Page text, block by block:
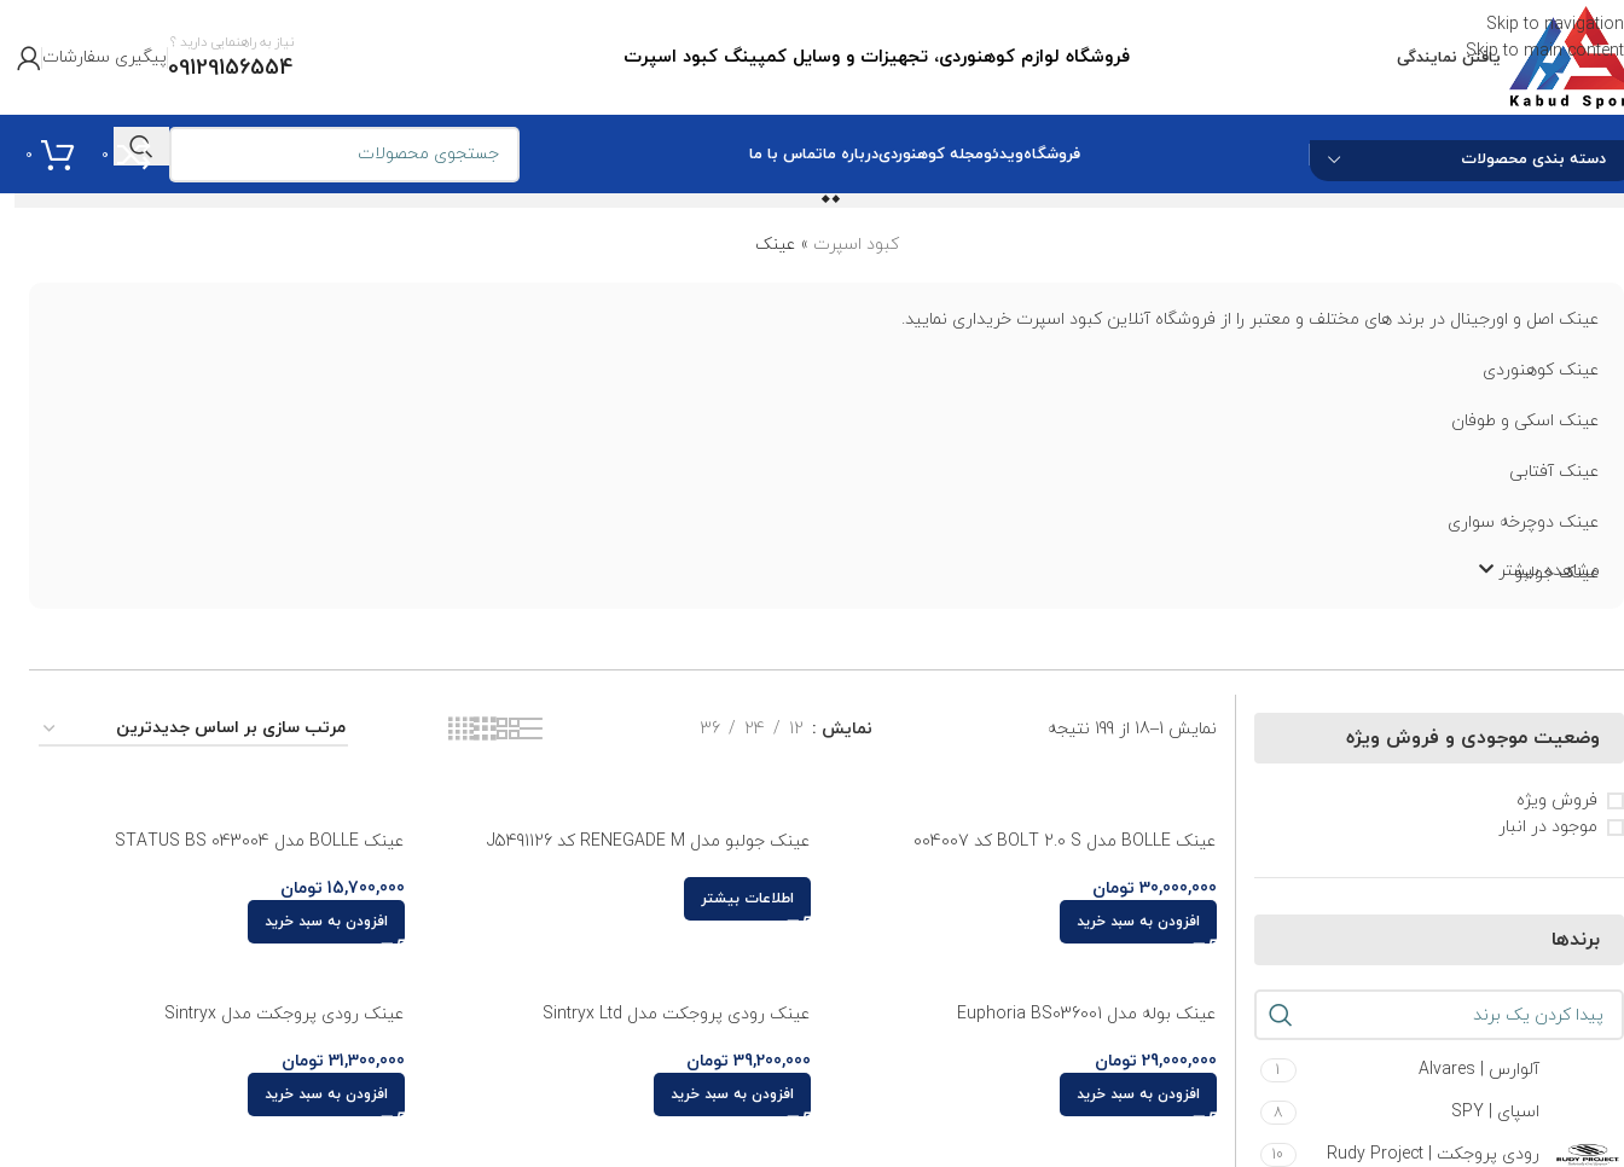
Skip to navigation
Skip to main contentیافتن نمایندگی فروشگاه لوازم کوهنوردی، تجهیزات و وسایل کمپینگ کبود اسپرت
نیاز به راهنمایی دارید ؟
09129156554پیگیری سفارشات
دسته بندی محصولات فروشگاهویدئومجله کوهنوردیدرباره ماتماس با ما 0
0 عینک
کبود اسپرت » عینک
عینک اصل و اورجینال در برند های مختلف و معتبر را از فروشگاه آنلاین کبود اسپرت خریداری نمایید.
عینک کوهنوردی
عینک اسکی و طوفان
عینک آفتابی
عینک دوچرخه سواری
عینک جولبو
عینک بوله
فروش و لیست قیمت به همراه مشاوره تخصصی رایگان
مشاهده بیشتر
وضعیت موجودی و فروش ویژه
فروش ویژه
موجود در انبار
برندها
آلوارس | Alvares 1
اسپای | SPY 8
رودی پروجکت | Rudy Project 10
نمایش 1–18 از 199 نتیجه نمایش 12
24
36
عینک BOLLE مدل BOLT 2.0 S کد 004007
30,000,000 تومان
افزودن به سبد خرید
عینک جولبو مدل RENEGADE M کد J5491126
اطلاعات بیشتر
عینک BOLLE مدل STATUS BS 043004
15,700,000 تومان
افزودن به سبد خرید
عینک بوله مدل Euphoria BS036001
29,000,000 تومان
افزودن به سبد خرید
عینک رودی پروجکت مدل Sintryx Ltd
39,200,000 تومان
افزودن به سبد خرید
عینک رودی پروجکت مدل Sintryx
31,300,000 تومان
افزودن به سبد خرید